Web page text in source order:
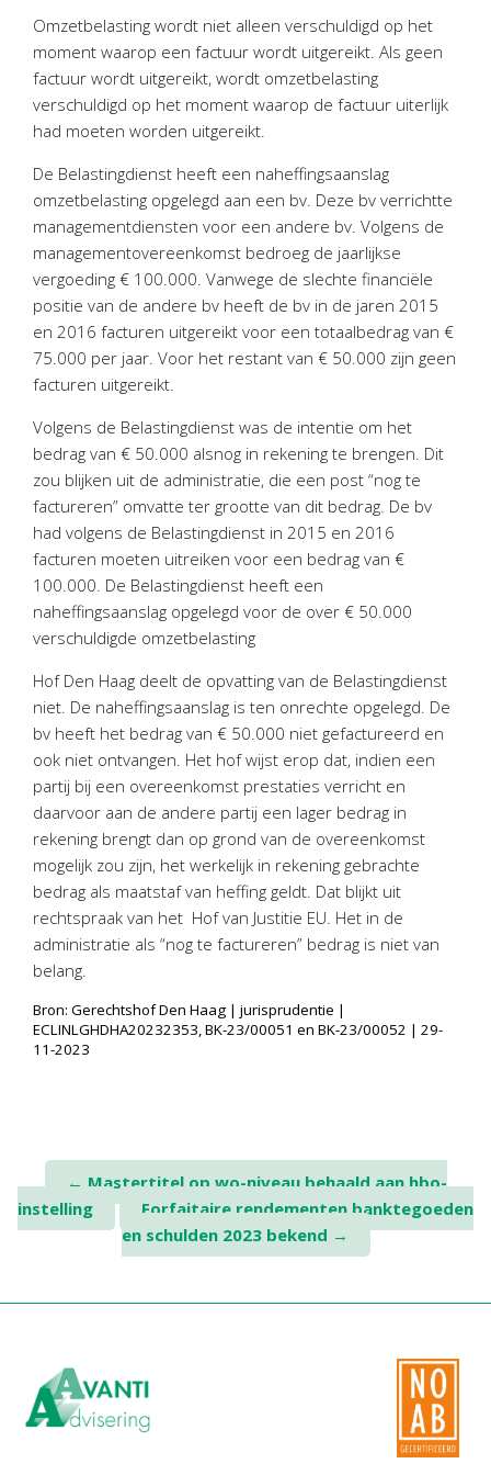
Bedrijfseconomisch advies
Belastingadvies Purmerend
Online boekhouden
Nieuws&informatie
Nieuwsbrief
Nieuwsoverzicht
Handige links
Downloads
Contact
AvantiOnline
Twinfield – Boekhouden
BaseCone – Facturen
Visionplanner – Rapportage
Klantenportaal – Online dossiers
Online Salaris – Salarissen
Omzetbelasting wordt niet alleen verschuldigd op het
moment waarop een factuur wordt uitgereikt. Als geen
factuur wordt uitgereikt, wordt omzetbelasting
verschuldigd op het moment waarop de factuur uiterlijk
had moeten worden uitgereikt.
De Belastingdienst heeft een naheffingsaanslag
omzetbelasting opgelegd aan een bv. Deze bv verrichtte
managementdiensten voor een andere bv. Volgens de
managementovereenkomst bedroeg de jaarlijkse
vergoeding € 100.000. Vanwege de slechte financiële
positie van de andere bv heeft de bv in de jaren 2015
en 2016 facturen uitgereikt voor een totaalbedrag van €
75.000 per jaar. Voor het restant van € 50.000 zijn geen
facturen uitgereikt.
Volgens de Belastingdienst was de intentie om het
bedrag van € 50.000 alsnog in rekening te brengen. Dit
zou blijken uit de administratie, die een post “nog te
factureren” omvatte ter grootte van dit bedrag. De bv
had volgens de Belastingdienst in 2015 en 2016
facturen moeten uitreiken voor een bedrag van €
100.000. De Belastingdienst heeft een
naheffingsaanslag opgelegd voor de over € 50.000
verschuldigde omzetbelasting
Hof Den Haag deelt de opvatting van de Belastingdienst
niet. De naheffingsaanslag is ten onrechte opgelegd. De
bv heeft het bedrag van € 50.000 niet gefactureerd en
ook niet ontvangen. Het hof wijst erop dat, indien een
partij bij een overeenkomst prestaties verricht en
daarvoor aan de andere partij een lager bedrag in
rekening brengt dan op grond van de overeenkomst
mogelijk zou zijn, het werkelijk in rekening gebrachte
bedrag als maatstaf van heffing geldt. Dat blijkt uit
rechtspraak van het Hof van Justitie EU. Het in de
administratie als “nog te factureren” bedrag is niet van
belang.
Bron: Gerechtshof Den Haag | jurisprudentie |
ECLINLGHDHA20232353, BK-23/00051 en BK-23/00052 | 29-
11-2023
Post
navigation
← Mastertitel op wo-niveau behaald aan hbo-
instelling
Forfaitaire rendementen banktegoeden
en schulden 2023 bekend →